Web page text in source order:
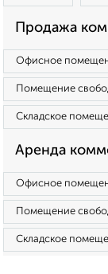
Продажа
Офисное
Помещение
Складское
Аренда
Офисное
Помещение
Складское